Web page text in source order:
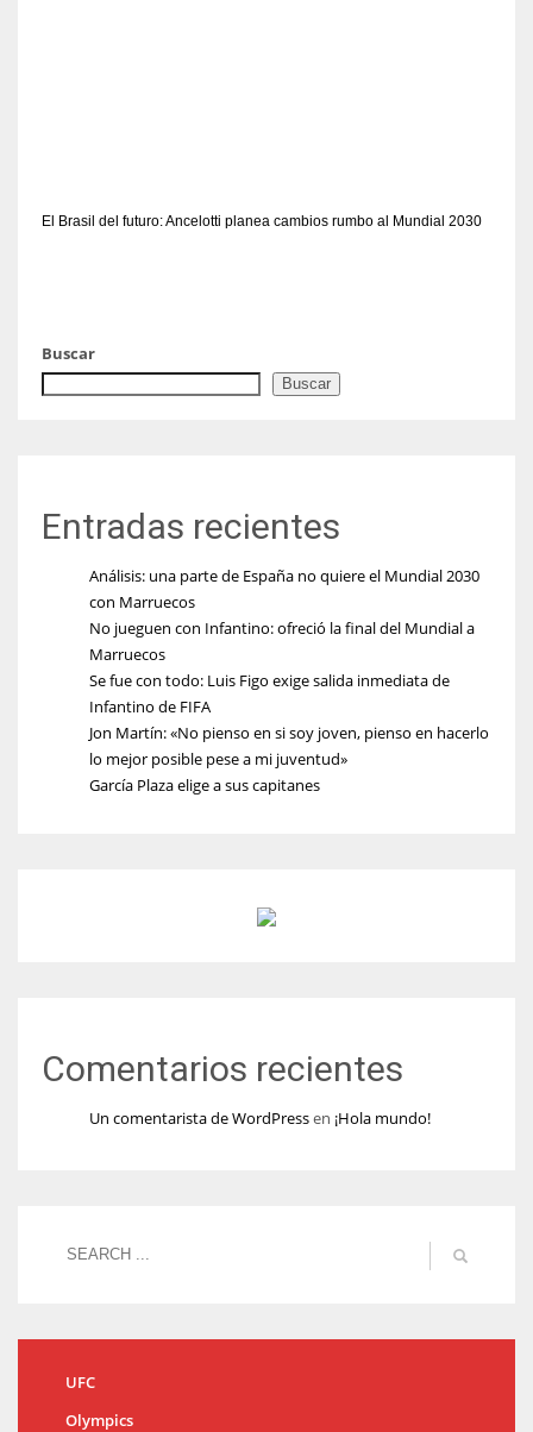
El Brasil del futuro: Ancelotti planea cambios rumbo al Mundial 2030
Buscar
Buscar
Entradas recientes
Análisis: una parte de España no quiere el Mundial 2030
con Marruecos
No jueguen con Infantino: ofreció la final del Mundial a
Marruecos
Se fue con todo: Luis Figo exige salida inmediata de
Infantino de FIFA
Jon Martín: «No pienso en si soy joven, pienso en hacerlo
lo mejor posible pese a mi juventud»
García Plaza elige a sus capitanes
Comentarios recientes
Un comentarista de WordPressen ¡Hola mundo!
UFC
Olympics